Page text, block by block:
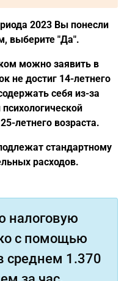
2023 Вы понесли
, выберите "Да".
можно заявить в
не достиг 14-летнего
себя из-за
летнего возраста.
стандартному
расходов.
налоговую
с помощью
среднем 1.370